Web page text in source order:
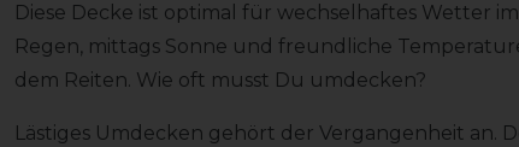
Diese Decke ist optimal für wechselhaftes Wetter
Regen, mittags Sonne und freundliche
dem Reiten. Wie oft musst Du umdecken?
Lästiges Umdecken gehört der Vergangenheit an.